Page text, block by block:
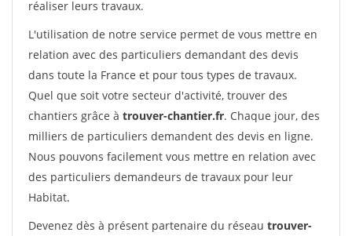
réaliser leurs travaux.
L'utilisation de notre service permet de vous mettre en
relation avec des particuliers demandant des devis
dans toute la France et pour tous types de travaux.
Quel que soit votre secteur d'activité, trouver des
chantiers grâce à trouver-chantier.fr. Chaque jour, des
milliers de particuliers demandent des devis en ligne.
Nous pouvons facilement vous mettre en relation avec
des particuliers demandeurs de travaux pour leur
Habitat.
Devenez dès à présent partenaire du réseau trouver-